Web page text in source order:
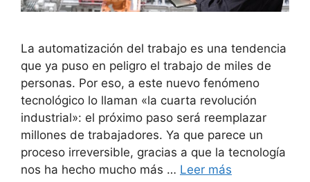
La automatización del trabajo es una tendencia
que ya puso en peligro el trabajo de miles de
personas. Por eso, a este nuevo fenómeno
tecnológico lo llaman «la cuarta revolución
industrial»: el próximo paso será reemplazar
millones de trabajadores. Ya que parece un
proceso irreversible, gracias a que la tecnología
nos ha hecho mucho más … Leer más